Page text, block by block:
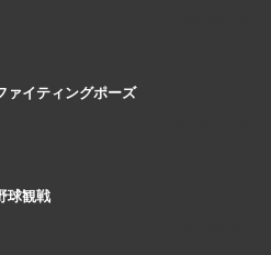
ァイティングポーズ
球観戦